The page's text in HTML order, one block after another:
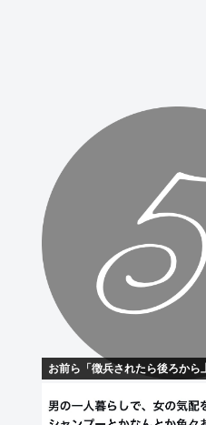
お前ら「徴兵されたら後ろか